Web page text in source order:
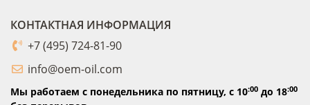
КОНТАКТНАЯ ИНФОРМАЦИЯ
+7 (495) 724-81-90
info@oem-oil.com
Мы работаем с понедельника по пятницу, с 10:00 до 18:00